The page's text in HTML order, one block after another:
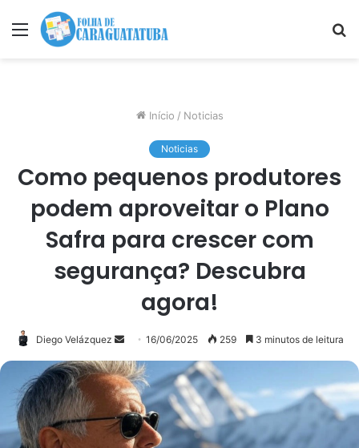
Menu
Início / Noticias
Noticias
Como pequenos produtores
podem aproveitar o Plano
Safra para crescer com
segurança? Descubra
agora!
Diego Velázquez
Mande
e-
mail
16/06/2025 259 3 minutos de leitura